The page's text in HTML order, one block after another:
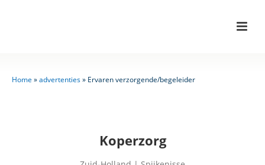
Home »advertenties» Ervaren verzorgende/begeleider
Koperzorg